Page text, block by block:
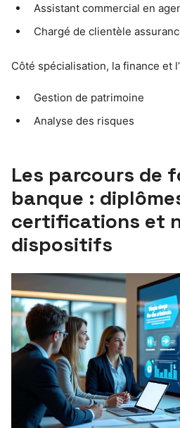
Assistant commercial en
Chargé de clientèle
Côté spécialisation, la finance et
Gestion de patrimoine
Analyse des risques
Les parcours de
banque :
certifications et
dispositifs